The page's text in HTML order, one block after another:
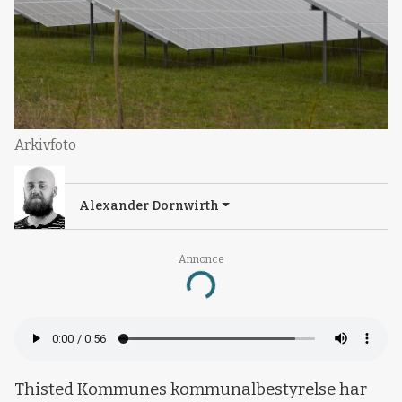
Annonce
Loading...
Arkivfoto
Alexander Dornwirth
Thisted Kommunes kommunalbestyrelse har